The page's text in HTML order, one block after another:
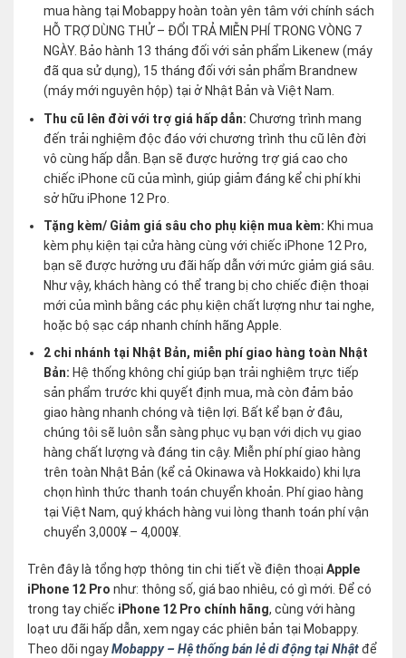
mua hàng tại Mobappy hoàn toàn yên tâm với chính sách
HỖ TRỢ DÙNG THỬ – ĐỔI TRẢ MIỄN PHÍ TRONG VÒNG 7
NGÀY. Bảo hành 13 tháng đối với sản phẩm Likenew (máy
đã qua sử dụng), 15 tháng đối với sản phẩm Brandnew
(máy mới nguyên hộp) tại ở Nhật Bản và Việt Nam.
Thu cũ lên đời với trợ giá hấp dẫn:Chương trình mang
đến trải nghiệm độc đáo với chương trình thu cũ lên đời
vô cùng hấp dẫn. Bạn sẽ được hưởng trợ giá cao cho
chiếc iPhone cũ của mình, giúp giảm đáng kể chi phí khi
sở hữu iPhone 12 Pro.
Tặng kèm/ Giảm giá sâu cho phụ kiện mua kèm: Khi mua
kèm phụ kiện tại cửa hàng cùng với chiếc iPhone 12 Pro,
bạn sẽ được hưởng ưu đãi hấp dẫn với mức giảm giá sâu.
Như vậy, khách hàng có thể trang bị cho chiếc điện thoại
mới của mình bằng các phụ kiện chất lượng như tai nghe,
hoặc bộ sạc cáp nhanh chính hãng Apple.
2 chi nhánh tại Nhật Bản, miễn phí giao hàng toàn Nhật
Bản: Hệ thống không chỉ giúp bạn trải nghiệm trực tiếp
sản phẩm trước khi quyết định mua, mà còn đảm bảo
giao hàng nhanh chóng và tiện lợi. Bất kể bạn ở đâu,
chúng tôi sẽ luôn sẵn sàng phục vụ bạn với dịch vụ giao
hàng chất lượng và đáng tin cậy. Miễn phí phí giao hàng
trên toàn Nhật Bản (kể cả Okinawa và Hokkaido) khi lựa
chọn hình thức thanh toán chuyển khoản. Phí giao hàng
tại Việt Nam, quý khách hàng vui lòng thanh toán phí vận
chuyển 3,000¥ – 4,000¥.
Trên đây là tổng hợp thông tin chi tiết về điện thoại Apple
iPhone 12 Pro như: thông số, giá bao nhiêu, có gì mới. Để có
trong tay chiếc iPhone 12 Pro chính hãng, cùng với hàng
loạt ưu đãi hấp dẫn, xem ngay các phiên bản tại Mobappy.
Theo dõi ngayMobappy – Hệ thống bán lẻ di động tại Nhậtđể